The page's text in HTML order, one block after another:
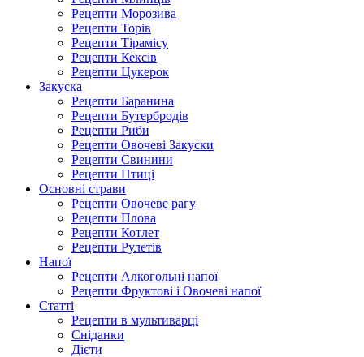
Рецепти Морозива
Рецепти Торів
Рецепти Тірамісу
Рецепти Кексів
Рецепти Цукерок
Закуска
Рецепти Баранина
Рецепти Бутербродів
Рецепти Риби
Рецепти Овочеві Закуски
Рецепти Свинини
Рецепти Птиці
Основні страви
Рецепти Овочеве рагу
Рецепти Плова
Рецепти Котлет
Рецепти Рулетів
Напої
Рецепти Алкогольні напої
Рецепти Фруктові і Овочеві напої
Статті
Рецепти в мультиварці
Сніданки
Дієти